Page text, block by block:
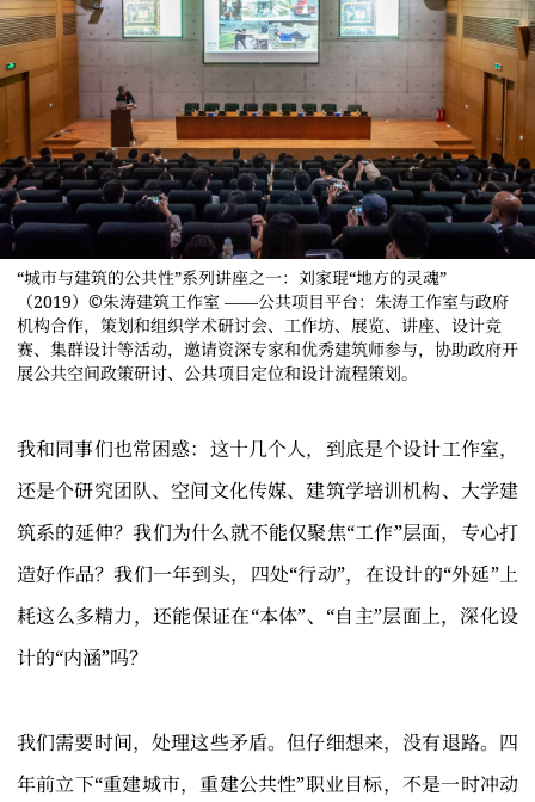
“城市与建筑的公共性”系列讲座之一：刘家琨“地方的灵魂”
（2019）©️朱涛建筑工作室 ——公共项目平台：朱涛工作室与政府
机构合作，策划和组织学术研讨会、工作坊、展览、讲座、设计竞
赛、集群设计等活动，邀请资深专家和优秀建筑师参与，协助政府开
展公共空间政策研讨、公共项目定位和设计流程策划。
我和同事们也常困惑：这十几个人，到底是个设计工作室，
还是个研究团队、空间文化传媒、建筑学培训机构、大学建
筑系的延伸？我们为什么就不能仅聚焦“工作”层面，专心打
造好作品？我们一年到头，四处“行动”，在设计的“外延”上
耗这么多精力，还能保证在“本体”、“自主”层面上，深化设
计的“内涵”吗？
我们需要时间，处理这些矛盾。但仔细想来，没有退路。四
年前立下“重建城市，重建公共性”职业目标，不是一时冲动